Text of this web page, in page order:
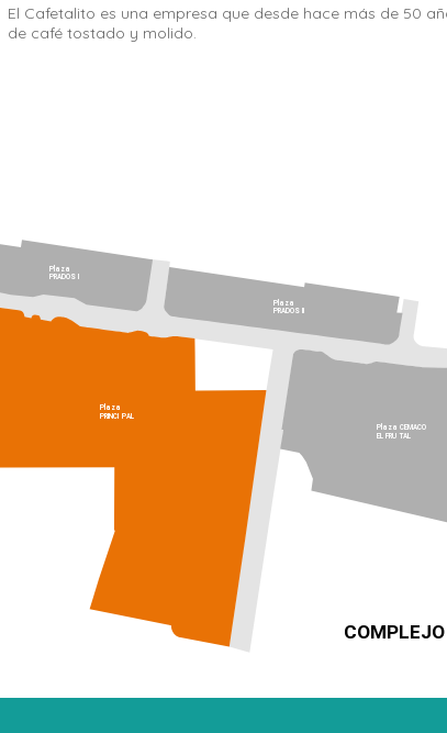
El Cafetalito es una empresa que desde hace más de 50
de café tostado y molido.